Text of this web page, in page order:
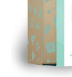
Tiles
120
pièces
pastel
éducatif
magnétique